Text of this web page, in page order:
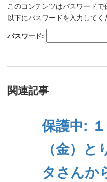
このコンテンツはパスワード
以下にパスワードを入力してく
パスワード:
関連記事
保護中:
（金）
タさんか